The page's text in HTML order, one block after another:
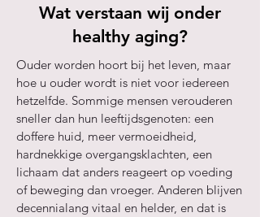
Wat verstaan wij onder
healthy aging?
Ouder worden hoort bij het leven, maar
hoe u ouder wordt is niet voor iedereen
hetzelfde. Sommige mensen verouderen
sneller dan hun leeftijdsgenoten: een
doffere huid, meer vermoeidheid,
hardnekkige overgangsklachten, een
lichaam dat anders reageert op voeding
of beweging dan vroeger. Anderen blijven
decennialang vitaal en helder, en dat is